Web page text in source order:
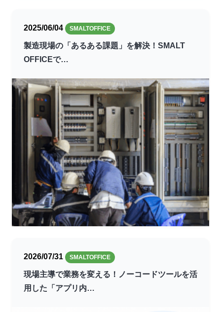
2025/06/04 SMALTOFFICE
製造現場の「あるある課題」を解決！SMALT
OFFICEで…
2026/07/31 SMALTOFFICE
現場主導で業務を変える！ノーコードツールを活
用した「アプリ内…